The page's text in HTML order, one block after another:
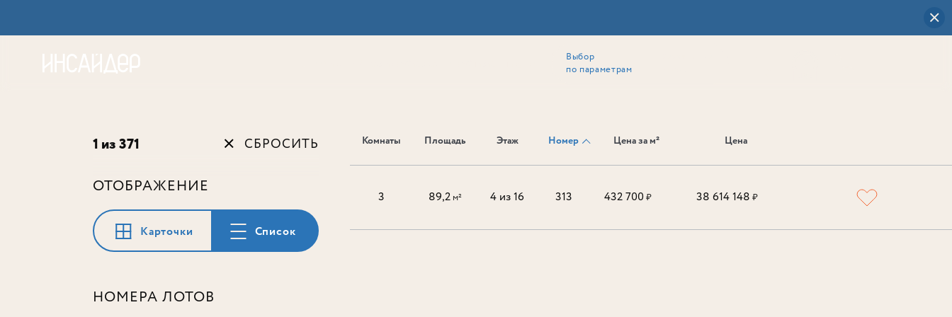
Выбор
по параметрам
1 из 371 СБРОСИТЬ
ОТОБРАЖЕНИЕ
Карточки Список
НОМЕРА ЛОТОВ
Комнаты Площадь Этаж Номер Цена за м² Цена
3 89,2 м² 4 из 16 313 432 700₽ 38 614 148 ₽